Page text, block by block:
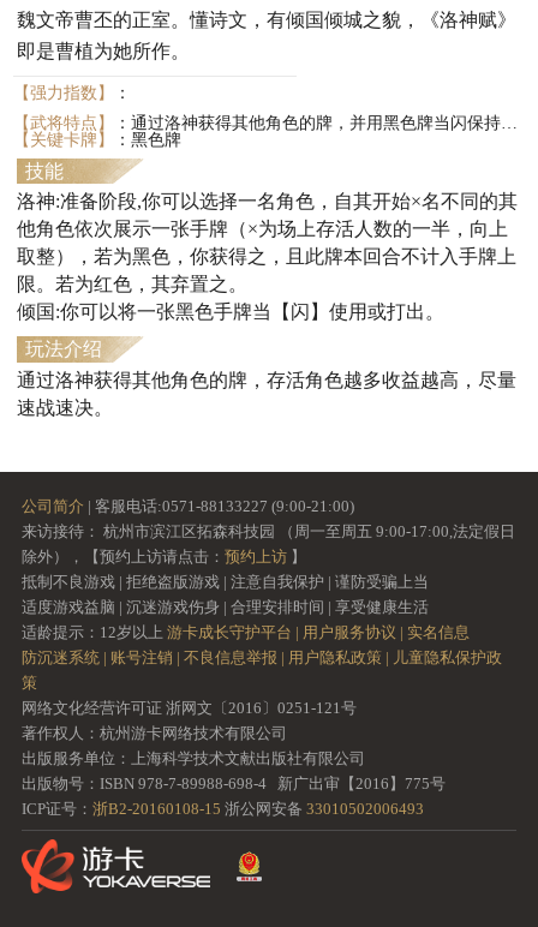
魏文帝曹丕的正室。懂诗文，有倾国倾城之貌，《洛神赋》
即是曹植为她所作。
【强力指数】
：
【武将特点】
：通过洛神获得其他角色的牌，并用黑色牌当闪保持自己存活
【关键卡牌】
：黑色牌
技能
洛神:准备阶段,你可以选择一名角色，自其开始×名不同的其
他角色依次展示一张手牌（×为场上存活人数的一半，向上
取整），若为黑色，你获得之，且此牌本回合不计入手牌上
限。若为红色，其弃置之。
倾国:你可以将一张黑色手牌当【闪】使用或打出。
玩法介绍
通过洛神获得其他角色的牌，存活角色越多收益越高，尽量
速战速决。
公司简介 | 客服电话:0571-88133227 (9:00-21:00)
来访接待： 杭州市滨江区拓森科技园 （周一至周五 9:00-17:00,法定假日
除外），【预约上访请点击： 预约上访】
抵制不良游戏 | 拒绝盗版游戏 | 注意自我保护 | 谨防受骗上当
适度游戏益脑 | 沉迷游戏伤身 | 合理安排时间 | 享受健康生活
适龄提示：12岁以上 游卡成长守护平台 | 用户服务协议 | 实名信息
防沉迷系统 | 账号注销 | 不良信息举报 | 用户隐私政策 | 儿童隐私保护政
策
网络文化经营许可证 浙网文〔2016〕0251-121号
著作权人：杭州游卡网络技术有限公司
出版服务单位：上海科学技术文献出版社有限公司
出版物号：ISBN 978-7-89988-698-4 新广出审【2016】775号
ICP证号： 浙B2-20160108-15 浙公网安备 33010502006493